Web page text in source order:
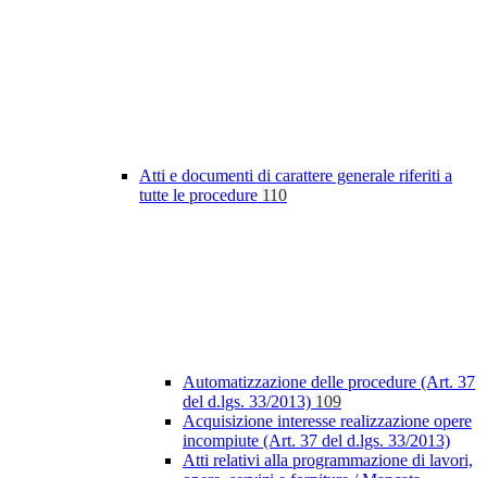
Atti e documenti di carattere generale riferiti a
tutte le procedure 110
Automatizzazione delle procedure (Art. 37
del d.lgs. 33/2013) 109
Acquisizione interesse realizzazione opere
incompiute (Art. 37 del d.lgs. 33/2013)
Atti relativi alla programmazione di lavori,